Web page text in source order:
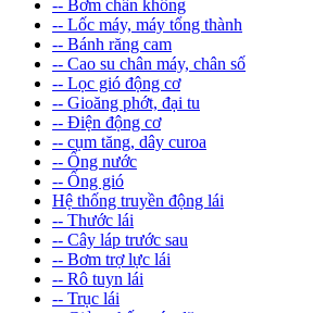
-- Bơm chân không
-- Lốc máy, máy tổng thành
-- Bánh răng cam
-- Cao su chân máy, chân số
-- Lọc gió động cơ
-- Gioăng phớt, đại tu
-- Điện động cơ
-- cụm tăng, dây curoa
-- Ống nước
-- Ống gió
Hệ thống truyền động lái
-- Thước lái
-- Cây láp trước sau
-- Bơm trợ lực lái
-- Rô tuyn lái
-- Trục lái